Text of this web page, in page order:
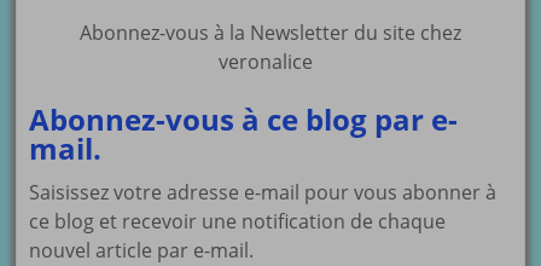
Abonnez-vous à la Newsletter du site chez
veronalice
Abonnez-vous à ce blog par e-
mail.
Saisissez votre adresse e-mail pour vous abonner à
ce blog et recevoir une notification de chaque
nouvel article par e-mail.